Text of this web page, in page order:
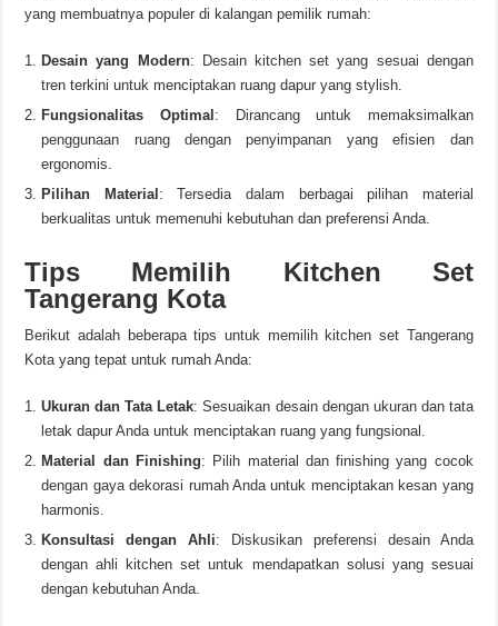
yang membuatnya populer di kalangan pemilik rumah:
Desain yang Modern: Desain kitchen set yang sesuai dengan
tren terkini untuk menciptakan ruang dapur yang stylish.
Fungsionalitas Optimal : Dirancang untuk memaksimalkan
penggunaan ruang dengan penyimpanan yang efisien dan
ergonomis.
Pilihan Material : Tersedia dalam berbagai pilihan material
berkualitas untuk memenuhi kebutuhan dan preferensi Anda.
Tips Memilih Kitchen Set
Tangerang Kota
Berikut adalah beberapa tips untuk memilih kitchen set Tangerang
Kota yang tepat untuk rumah Anda:
Ukuran dan Tata Letak: Sesuaikan desain dengan ukuran dan tata
letak dapur Anda untuk menciptakan ruang yang fungsional.
Material dan Finishing: Pilih material dan finishing yang cocok
dengan gaya dekorasi rumah Anda untuk menciptakan kesan yang
harmonis.
Konsultasi dengan Ahli: Diskusikan preferensi desain Anda
dengan ahli kitchen set untuk mendapatkan solusi yang sesuai
dengan kebutuhan Anda.